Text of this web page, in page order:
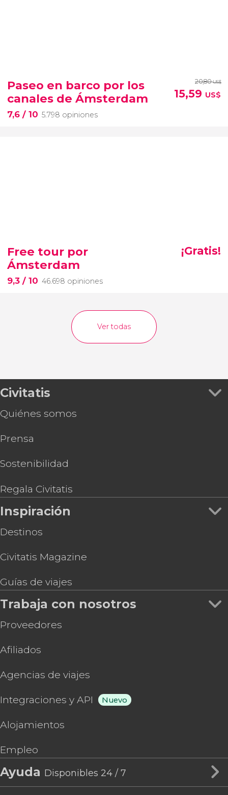
Paseo en barco por los
canales de Ámsterdam
7,6 / 10 5.798 opiniones
20,80US$
15,59 US$
Free tour por
Ámsterdam
9,3 / 10 46.698 opiniones
¡Gratis!
Ver todas
Civitatis
Quiénes somos
Prensa
Sostenibilidad
Regala Civitatis
Inspiración
Destinos
Civitatis Magazine
Guías de viajes
Trabaja con nosotros
Proveedores
Afiliados
Agencias de viajes
Integraciones y API Nuevo
Alojamientos
Empleo
Ayuda Disponibles 24 / 7